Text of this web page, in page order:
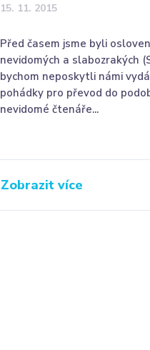
15. 11. 2015
Před časem jsme byli
nevidomých a slabozrakých
bychom neposkytli námi
pohádky pro převod do
nevidomé čtenáře...
Zobrazit více